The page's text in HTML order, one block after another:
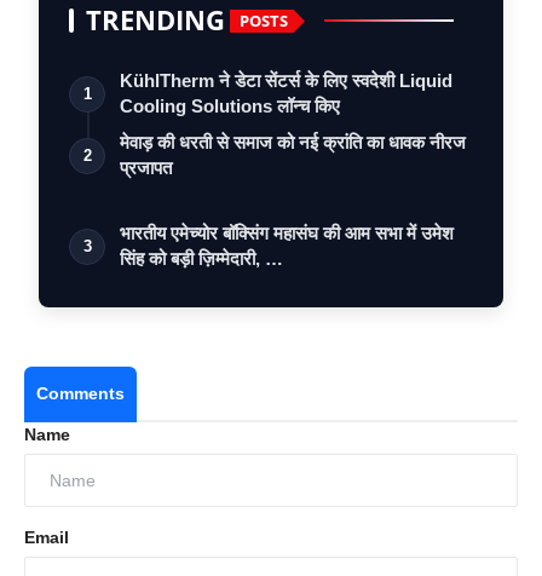
TRENDING POSTS
1
KühlTherm ने डेटा सेंटर्स के लिए स्वदेशी Liquid
Cooling Solutions लॉन्च किए
2
मेवाड़ की धरती से समाज को नई क्रांति का धावक नीरज
प्रजापत
3
भारतीय एमेच्योर बॉक्सिंग महासंघ की आम सभा में उमेश
सिंह को बड़ी ज़िम्मेदारी, …
Comments
Name
Email